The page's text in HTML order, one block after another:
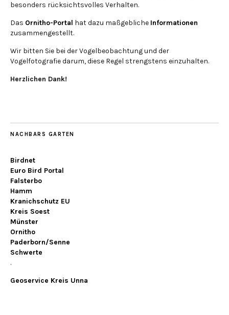
besonders rücksichtsvolles Verhalten.
Das Ornitho-Portal hat dazu maßgebliche Informationen
zusammengestellt.
Wir bitten Sie bei der Vogelbeobachtung und der
Vogelfotografie darum, diese Regel strengstens einzuhalten.
Herzlichen Dank!
NACHBARS GARTEN
Birdnet
Euro Bird Portal
Falsterbo
Hamm
Kranichschutz EU
Kreis Soest
Münster
Ornitho
Paderborn/Senne
Schwerte
.
Geoservice Kreis Unna